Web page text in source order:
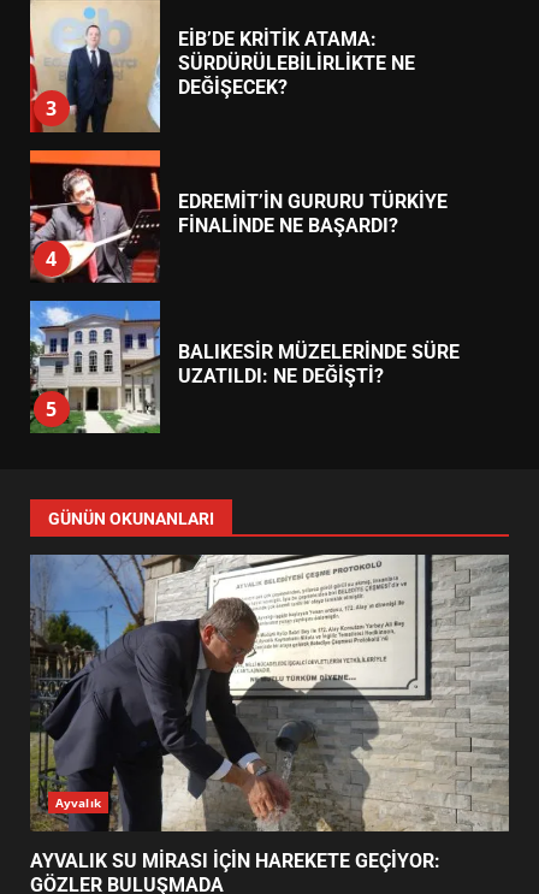
ESA 2026’DA TÜRK BAHARATI
NEYİ TEMSİL ETTİ?
3
SÜRDÜRÜLEBİLİRLİKTE NE
DEĞİŞECEK?
4
FİNALİNDE NE BAŞARDI?
5
UZATILDI: NE DEĞİŞTİ?
6
BURHANİYE SATRANÇ
TURNUVASI KAYITLARI NEYİ
DEĞİŞTİRİYOR?
7
BURHANİYE BELEDİYESPOR’DA
YENİ YÖNETİM NASIL
ŞEKİLLENDİ?
GÜNÜN OKUNANLARI